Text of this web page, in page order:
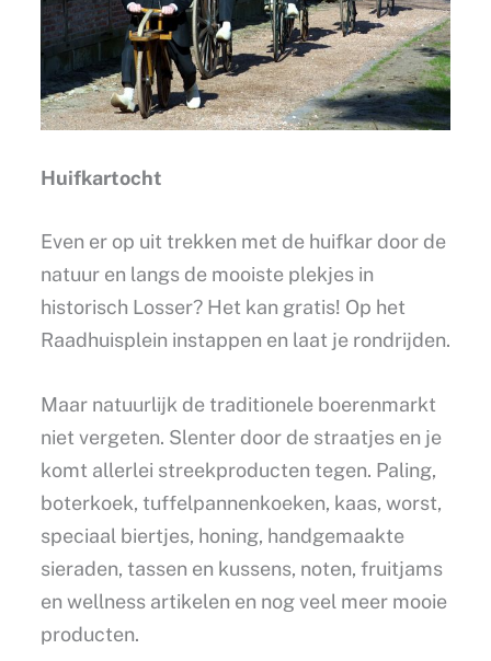
Huifkartocht
Even er op uit trekken met de huifkar door de
natuur en langs de mooiste plekjes in
historisch Losser? Het kan gratis! Op het
Raadhuisplein instappen en laat je rondrijden.
Maar natuurlijk de traditionele boerenmarkt
niet vergeten. Slenter door de straatjes en je
komt allerlei streekproducten tegen. Paling,
boterkoek, tuffelpannenkoeken, kaas, worst,
speciaal biertjes, honing, handgemaakte
sieraden, tassen en kussens, noten, fruitjams
en wellness artikelen en nog veel meer mooie
producten.